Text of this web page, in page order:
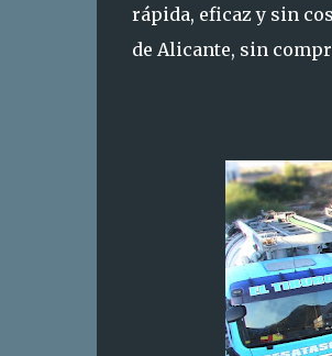
rápida, eficaz y sin
de Alicante, sin